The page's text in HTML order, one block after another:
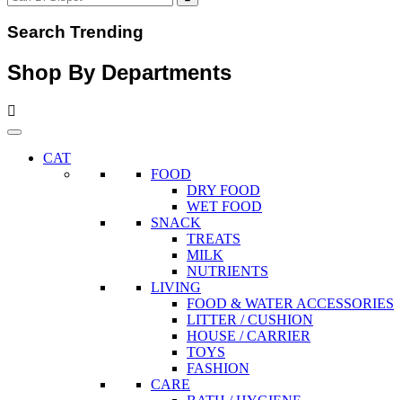
Search Trending
Shop By Departments
CAT
FOOD
DRY FOOD
WET FOOD
SNACK
TREATS
MILK
NUTRIENTS
LIVING
FOOD & WATER ACCESSORIES
LITTER / CUSHION
HOUSE / CARRIER
TOYS
FASHION
CARE